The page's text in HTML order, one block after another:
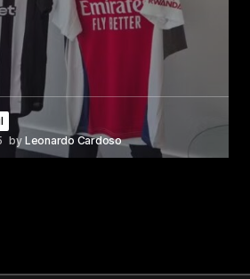
by Leonardo Cardoso